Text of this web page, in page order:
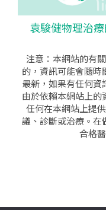
袁駿健物理治
注意：本網站的有
的，資訊可能會隨
最新，如果有任何
由於依賴本網站上的
任何在本網站上提
議、診斷或治療。在
合格